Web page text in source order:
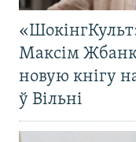
Максім
новую кнігу
ў Вільні